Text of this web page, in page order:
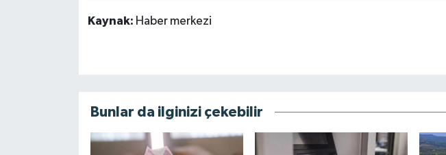
Kaynak: Haber merkezi
Bunlar da ilginizi çekebilir